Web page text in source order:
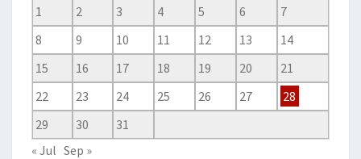
1
2 3 4 5 6
7
8
9 10 11 12 13
14
15
16 17 18 19 20
21
22
23 24 25 26 27
28
29
30
31
« Jul Sep »